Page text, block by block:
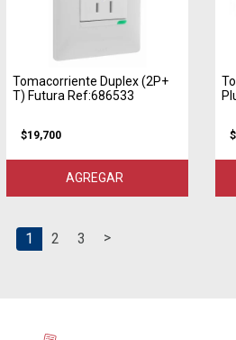
Tomacorriente Duplex (2P+
T) Futura Ref:686533
$19,700
AGREGAR
1 2 3 >